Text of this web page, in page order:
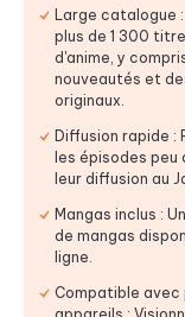
Large catalogue
plus de 1 300
d'anime, y
nouveautés et
originaux.
Diffusion rapide :
les épisodes peu
leur diffusion au
Mangas inclus :
de mangas
ligne.
Compatible avec